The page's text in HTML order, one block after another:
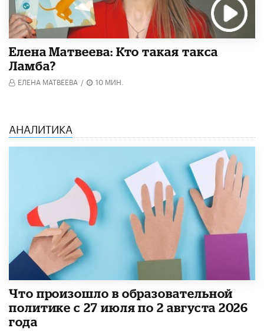
Елена Матвеева: Кто такая такса
Ламба?
ЕЛЕНА МАТВЕЕВА / 10 МИН.
АНАЛИТИКА
​Что произошло в образовательной
политике с 27 июля по 2 августа 2026
года